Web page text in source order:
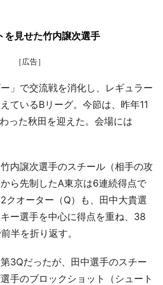
を見せた竹内譲次選手
［広告］
」で交流戦を消化し、レギュラー
ているBリーグ。今節は、昨年11
った秋田を迎えた。会場には
内譲次選手のスチール（相手の攻
ら先制したA東京は6連続得点で
クオーター（Q）も、田中大貴選
ー選手を中心に得点を重ね、38
半を折り返す。
3Qだったが、田中選手のスチー
手のブロックショット（シュート